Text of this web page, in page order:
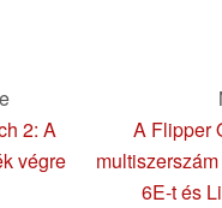
2: A
végre
A Flipper
6E-t és